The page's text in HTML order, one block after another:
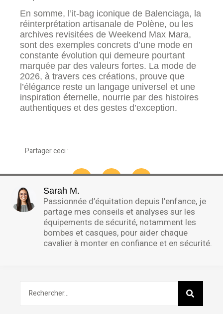
En somme, l’it-bag iconique de Balenciaga, la
réinterprétation artisanale de Polène, ou les
archives revisitées de Weekend Max Mara,
sont des exemples concrets d’une mode en
constante évolution qui demeure pourtant
marquée par des valeurs fortes. La mode de
2026, à travers ces créations, prouve que
l’élégance reste un langage universel et une
inspiration éternelle, nourrie par des histoires
authentiques et des gestes d’exception.
Partager ceci :
Sarah M.
Passionnée d’équitation depuis l’enfance, je
partage mes conseils et analyses sur les
équipements de sécurité, notamment les
bombes et casques, pour aider chaque
cavalier à monter en confiance et en sécurité.